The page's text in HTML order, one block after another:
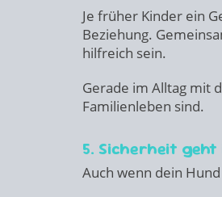
Je früher Kinder ein
Beziehung.
hilfreich sein.
Gerade im Alltag mit
Familienleben sind.
5. Sicherheit
Auch wenn dein